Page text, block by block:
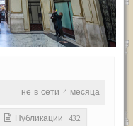
не в сети 4 месяца
Публикации: 432